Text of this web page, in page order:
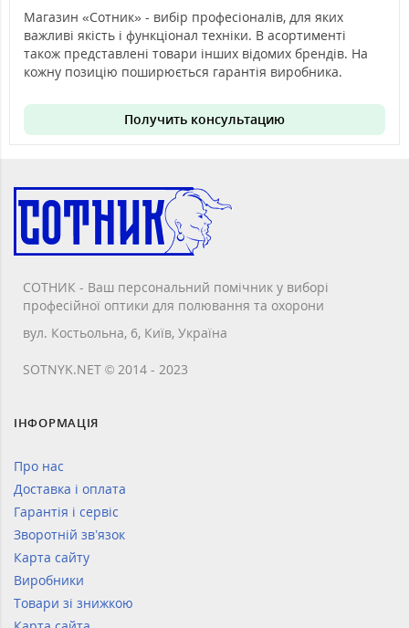
Магазин «Сотник» - вибір професіоналів, для яких
важливі якість і функціонал техніки. В асортименті
також представлені товари інших відомих брендів. На
кожну позицію поширюється гарантія виробника.
Получить консультацию
СОТНИК - Ваш персональний помічник у виборі
професійної оптики для полювання та охорони
вул. Костьольна, 6, Київ, Україна
SOTNYK.NET © 2014 - 2023
ІНФОРМАЦІЯ
Про нас
Доставка і оплата
Гарантія і сервіс
Зворотній зв’язок
Карта сайту
Виробники
Товари зі знижкою